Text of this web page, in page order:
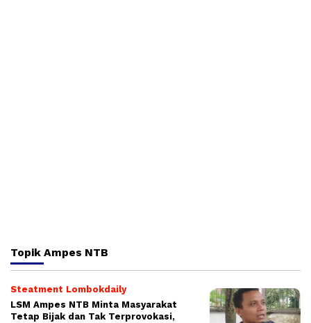
Topik Ampes NTB
Steatment Lombokdaily
LSM Ampes NTB Minta Masyarakat
Tetap Bijak dan Tak Terprovokasi,